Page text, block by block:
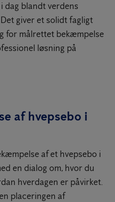
dag blandt verdens
giver et solidt fagligt
for målrettet bekæmpelse
løsning på
af hvepsebo i
af et hvepsebo i
en dialog om, hvor du
hverdagen er påvirket.
placeringen af